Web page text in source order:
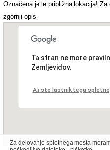
Označena je le približna lokacija!
zgornji opis.
Ta stran ne more
Zemljevidov.
Ali ste lastnik tega
Za delovanje spletnega mesta